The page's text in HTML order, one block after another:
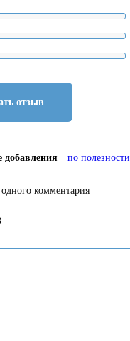
отзыв
добавления по полезности
комментария